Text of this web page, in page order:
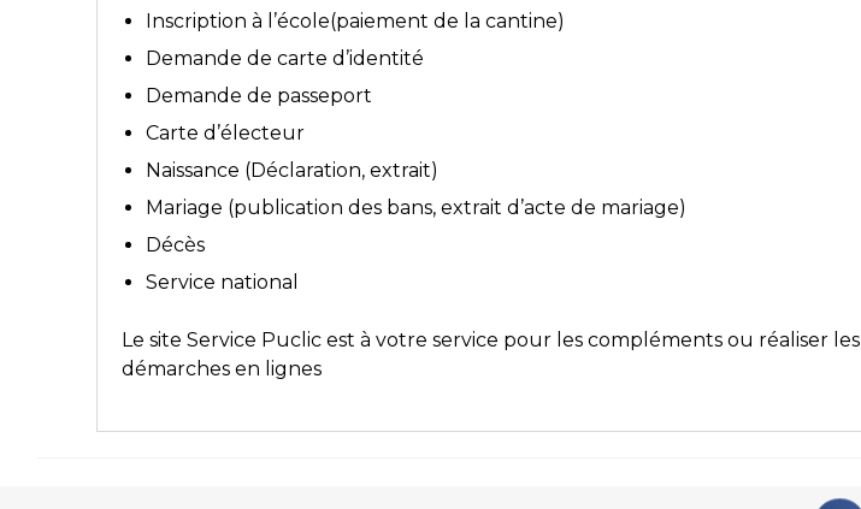
Inscription à l’école(paiement de la cantine)
Demande de carte d’identité
Demande de passeport
Carte d’électeur
Naissance (Déclaration, extrait)
Mariage (publication des bans, extrait d’acte de mariage)
Décès
Service national
Le site Service Puclic est à votre service pour les compléments ou réaliser les
démarches en lignes